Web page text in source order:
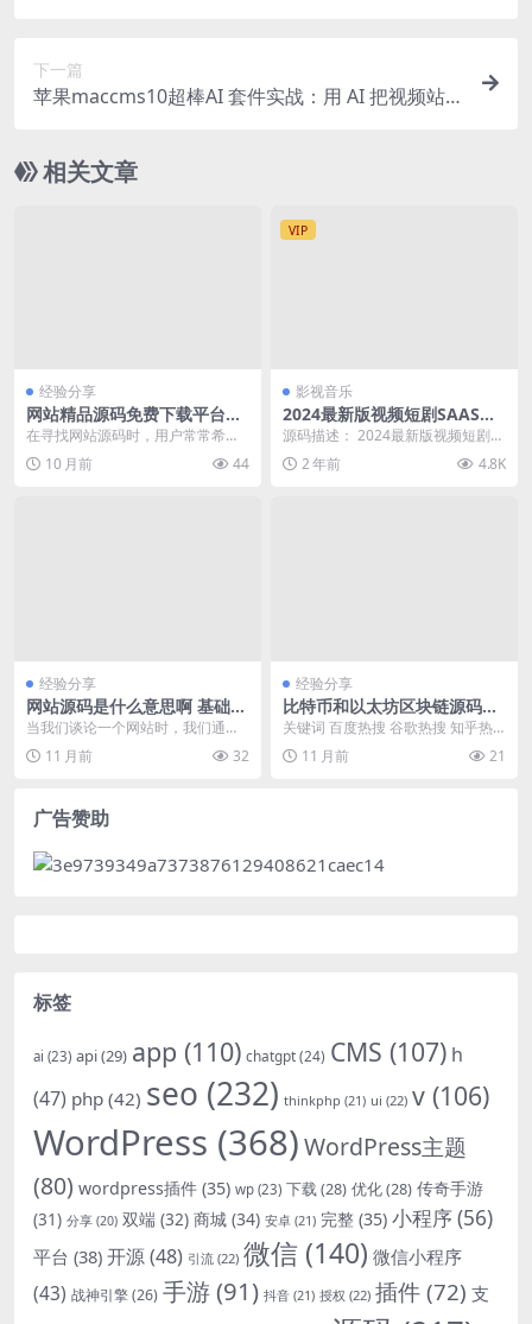
下一篇
苹果maccms10超棒AI 套件实战：用 AI 把视频站
相关文章
经验分享
网站精品源码免费下载平台推
荐与使用注意事项
在寻找网站源码时，用户常常希望
找到可靠且资源丰富的免费下载平
台。以下是一些经过筛...
10 月前 44
VIP
影视音乐
2024最新版视频短剧SAAS系
统源码 影视短剧小程序源码
源码描述： 2024最新版视频短剧S
AAS系统源码 影视短剧小程序源码
附完整搭...
2 年前 4.8K
经验分享
网站源码是什么意思啊 基础概
念科普
当我们谈论一个网站时，我们通常
看到的是它在浏览器中呈现出来的
样子——文字、图片、...
11 月前 32
经验分享
比特币和以太坊区块链源码有
什么区别
关键词 百度热搜 谷歌热搜 知乎热
搜 CSDN 比特币和以太坊区块链源
码有什么区...
11 月前 21
广告赞助
标签
ai (23) api(29) app (110) chatgpt(24) CMS (107) h
(47) php (42) seo (232) thinkphp (21) ui (22) v (106)
WordPress (368)WordPress主题
(80) wordpress插件 (35) wp (23) 下载(28) 优化(28) 传奇手游
(31) 分享 (20) 双端 (32) 商城 (34) 安卓 (21) 完整 (35) 小程序(56)
平台 (38) 开源(48) 引流 (22) 微信 (140) 微信小程序
(43) 战神引擎(26) 手游(91) 抖音 (21) 授权 (22) 插件 (72) 支